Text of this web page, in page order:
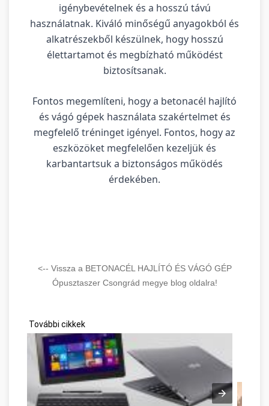
igénybevételnek és a hosszú távú
használatnak. Kiváló minőségű anyagokból és
alkatrészekből készülnek, hogy hosszú
élettartamot és megbízható működést
biztosítsanak.
Fontos megemlíteni, hogy a betonacél hajlító
és vágó gépek használata szakértelmet és
megfelelő tréninget igényel. Fontos, hogy az
eszközöket megfelelően kezeljük és
karbantartsuk a biztonságos működés
érdekében.
<-- Vissza a BETONACÉL HAJLÍTÓ ÉS VÁGÓ GÉP
Ópusztaszer Csongrád megye blog oldalra!
További cikkek